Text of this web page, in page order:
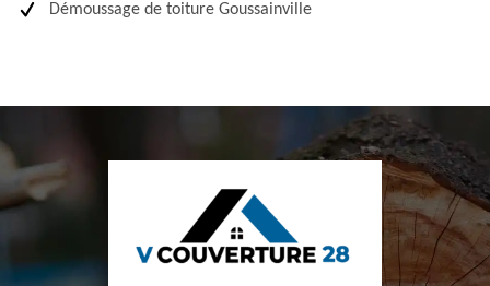
Démoussage de toiture Goussainville